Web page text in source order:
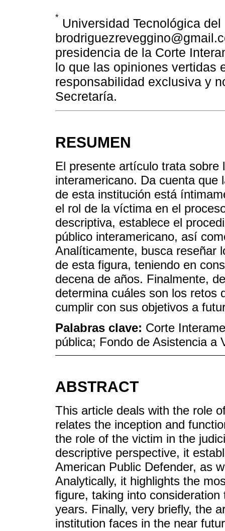
* Universidad Tecnológica
presidencia de la Corte
lo que las opiniones vertidas
responsabilidad exclusiva y
Secretaría.
RESUMEN
El presente artículo trata sobre
interamericano. Da cuenta que
de esta institución está
el rol de la víctima en el
descriptiva, establece el
público interamericano, así
Analíticamente, busca reseñar
de esta figura, teniendo en
decena de años. Finalmente,
determina cuáles son los retos
cumplir con sus objetivos a
Palabras clave: Corte
pública; Fondo de Asistencia a
ABSTRACT
This article deals with the role
relates the inception and
the role of the victim in the
descriptive perspective, it
American Public Defender, as
Analytically, it highlights the
figure, taking into
years. Finally, very briefly, the
institution faces in the near